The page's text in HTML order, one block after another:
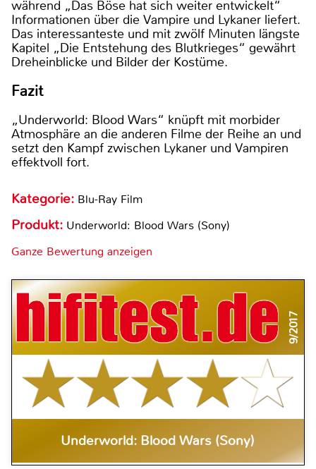
während „Das Böse hat sich weiter entwickelt“
Informationen über die Vampire und Lykaner liefert.
Das interessanteste und mit zwölf Minuten längste
Kapitel „Die Entstehung des Blutkrieges“ gewährt
Dreheinblicke und Bilder der Kostüme.
Fazit
„Underworld: Blood Wars“ knüpft mit morbider
Atmosphäre an die anderen Filme der Reihe an und
setzt den Kampf zwischen Lykaner und Vampiren
effektvoll fort.
Kategorie: Blu-Ray Film
Produkt: Underworld: Blood Wars (Sony)
Ganze Bewertung anzeigen
9/2017
Underworld: Blood Wars (Sony)